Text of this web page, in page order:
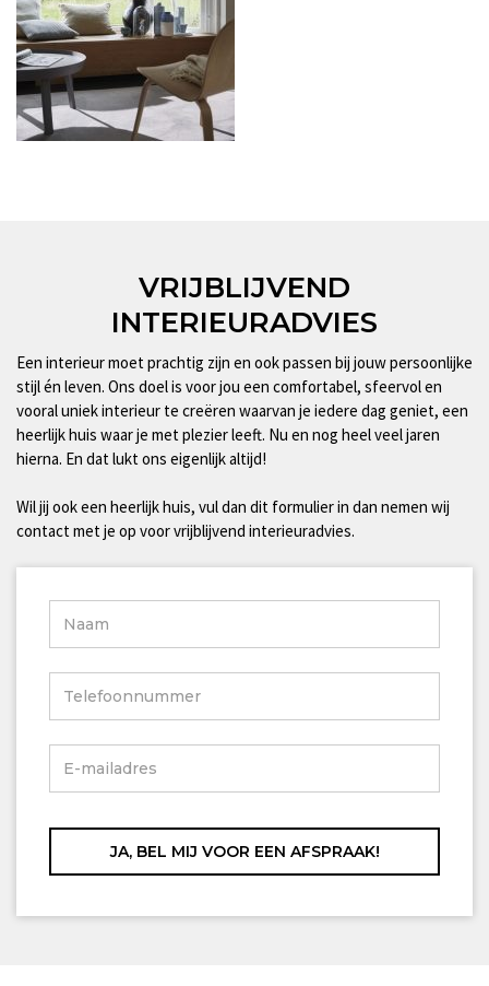
VRIJBLIJVEND
INTERIEURADVIES
Een interieur moet prachtig zijn en ook passen bij jouw persoonlijke
stijl én leven. Ons doel is voor jou een comfortabel, sfeervol en
vooral uniek interieur te creëren waarvan je iedere dag geniet, een
heerlijk huis waar je met plezier leeft. Nu en nog heel veel jaren
hierna. En dat lukt ons eigenlijk altijd!
Wil jij ook een heerlijk huis, vul dan dit formulier in dan nemen wij
contact met je op voor vrijblijvend interieuradvies.